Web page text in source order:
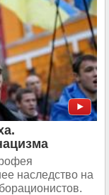
наследство на